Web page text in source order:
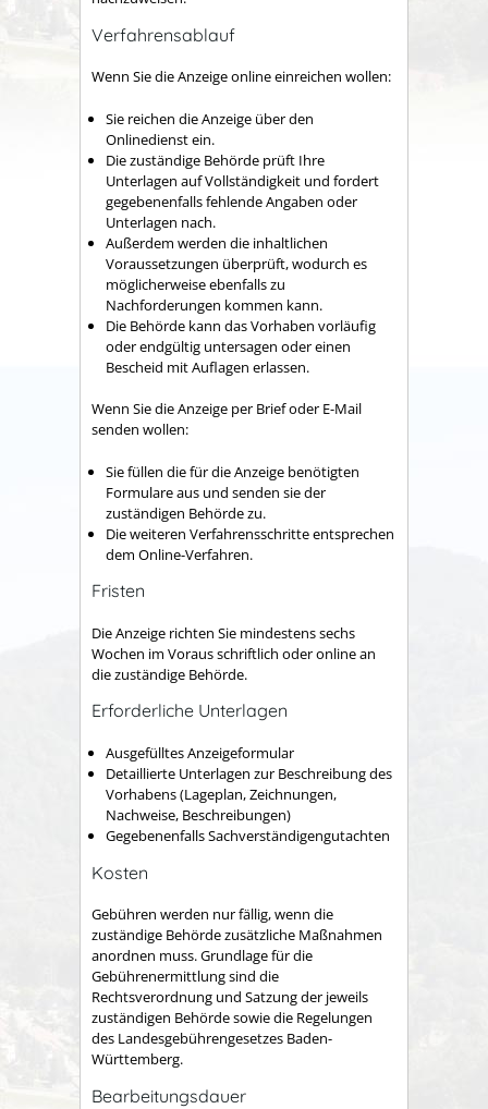
Verfahrensablauf
Wenn Sie die Anzeige online einreichen wollen:
Sie reichen die Anzeige über den
Onlinedienst ein.
Diezuständige Behörde prüft Ihre
Unterlagen auf Vollständigkeit und fordert
gegebenenfalls fehlende Angaben oder
Unterlagen nach.
Außerdem werden die inhaltlichen
Voraussetzungen überprüft, wodurch es
möglicherweise ebenfalls zu
Nachforderungen kommen kann.
Die Behörde kann das Vorhaben vorläufig
oder endgültig untersagen oder einen
Bescheid mit Auflagen erlassen.
Wenn Sie die Anzeige per Brief oder E-Mail
senden wollen:
Sie füllen die für die Anzeige benötigten
Formulare aus und senden sie der
zuständigen Behördezu.
Die weiteren Verfahrensschritte entsprechen
dem Online-Verfahren.
Fristen
Die Anzeige richten Sie mindestens sechs
Wochen im Voraus schriftlich oder online an
die zuständige Behörde.
Erforderliche Unterlagen
Ausgefülltes Anzeigeformular
Detaillierte Unterlagen zur Beschreibung des
Vorhabens (Lageplan, Zeichnungen,
Nachweise, Beschreibungen)
Gegebenenfalls Sachverständigengutachten
Kosten
Gebühren werden nur fällig, wenn die
zuständige Behörde zusätzliche Maßnahmen
anordnen muss. Grundlage für die
Gebührenermittlung sind die
Rechtsverordnung und Satzung der jeweils
zuständigen Behörde sowie die Regelungen
des Landesgebührengesetzes Baden-
Württemberg.
Bearbeitungsdauer